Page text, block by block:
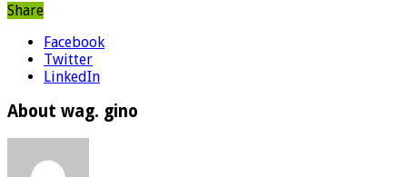
Share
Facebook
Twitter
LinkedIn
About wag. gino